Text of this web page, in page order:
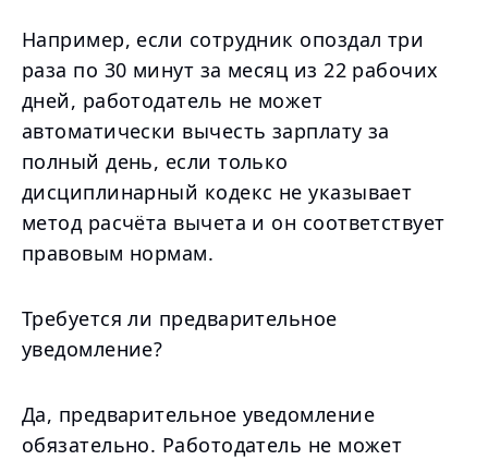
Например, если сотрудник опоздал три
раза по 30 минут за месяц из 22 рабочих
дней, работодатель не может
автоматически вычесть зарплату за
полный день, если только
дисциплинарный кодекс не указывает
метод расчёта вычета и он соответствует
правовым нормам.
Требуется ли предварительное
уведомление?
Да, предварительное уведомление
обязательно. Работодатель не может